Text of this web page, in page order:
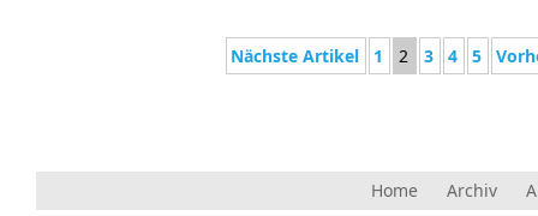
Nächste Artikel 1 2 3 4 5
Home Archiv